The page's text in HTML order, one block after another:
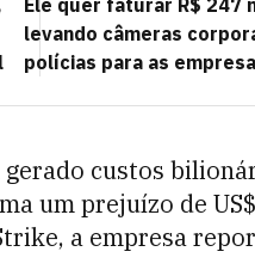
Ele quer faturar R$ 247
levando câmeras
polícias para as
custos
um prejuízo de
a empresa